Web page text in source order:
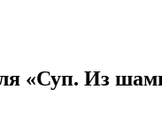
«Суп. Из